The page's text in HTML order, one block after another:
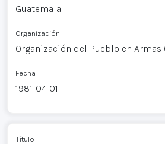
Guatemala
Organización
Organización del Pueblo en Armas
Fecha
1981-04-01
Título